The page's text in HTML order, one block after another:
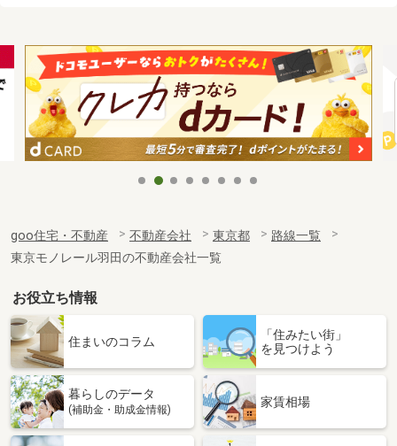
goo住宅・不動産 不動産会社 東京都
路線一覧
東京モノレール羽田の不動産会社一覧
お役立ち情報
住まいのコラム
「住みたい街」
を見つけよう
暮らしのデータ
(補助金・助成金情報)
家賃相場